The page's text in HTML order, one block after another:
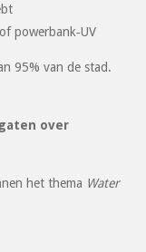
powerbank‑UV
95% van de stad.
over
het thema Water